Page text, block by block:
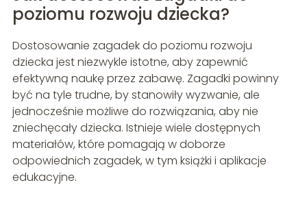
poziomu rozwoju dziecka?
Dostosowanie zagadek do poziomu rozwoju
dziecka jest niezwykle istotne, aby zapewnić
efektywną naukę przez zabawę. Zagadki powinny
być na tyle trudne, by stanowiły wyzwanie, ale
jednocześnie możliwe do rozwiązania, aby nie
zniechęcały dziecka. Istnieje wiele dostępnych
materiałów, które pomagają w doborze
odpowiednich zagadek, w tym książki i aplikacje
edukacyjne.